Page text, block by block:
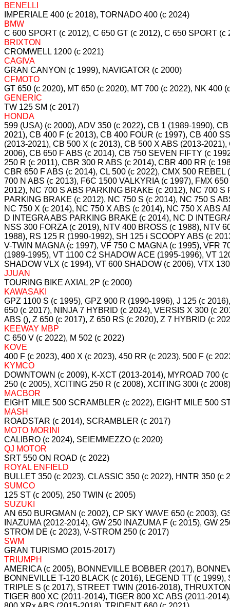
BENELLI
IMPERIALE 400 (c 2018), TORNADO 400 (c 2024)
BMW
C 600 SPORT (c 2012), C 650 GT (c 2012), C 650 SPORT
BRIXTON
CROMWELL 1200 (c 2021)
CAGIVA
GRAN CANYON (c 1999), NAVIGATOR (c 2000)
CFMOTO
GT 650 (c 2020), MT 650 (c 2020), MT 700 (c 2022), NK
GENERIC
TW 125 SM (c 2017)
HONDA
599 (USA) (c 2000), ADV 350 (c 2022), CB 1 (1989-1990),
2021), CB 400 F (c 2013), CB 400 FOUR (c 1997), CB 400
(2013-2021), CB 500 X (c 2013), CB 500 X ABS (2013-
2006), CB 650 F ABS (c 2014), CB 750 SEVEN FIFTY (c
250 R (c 2011), CBR 300 R ABS (c 2014), CBR 400 RR (c
CBR 650 F ABS (c 2014), CL 500 (c 2022), CMX 500
700 N ABS (c 2013), F6C 1500 VALKYRIA (c 1997), FMX
2012), NC 700 S ABS PARKING BRAKE (c 2012), NC 700
PARKING BRAKE (c 2012), NC 750 S (c 2014), NC 750 S
NC 750 X (c 2014), NC 750 X ABS (c 2014), NC 750 X ABS
D INTEGRA ABS PARKING BRAKE (c 2014), NC D
NSS 300 FORZA (c 2019), NTV 400 BROSS (c 1988), NTV
1988), RS 125 R (1990-1992), SH 125 i SCOOPY ABS (c
V-TWIN MAGNA (c 1997), VF 750 C MAGNA (c 1995), VFR
(1989-1995), VT 1100 C2 SHADOW ACE (1995-1996), VT
SHADOW VLX (c 1994), VT 600 SHADOW (c 2006), VTX
JJUAN
TOURING BIKE AXIAL 2P (c 2000)
KAWASAKI
GPZ 1100 S (c 1995), GPZ 900 R (1990-1996), J 125 (c
650 (c 2017), NINJA 7 HYBRID (c 2024), VERSIS X 300 (c
ABS (), Z 650 (c 2017), Z 650 RS (c 2020), Z 7 HYBRID (c
KEEWAY MBP
C 650 V (c 2022), M 502 (c 2022)
KOVE
400 F (c 2023), 400 X (c 2023), 450 RR (c 2023), 500 F (c
KYMCO
DOWNTOWN (c 2009), K-XCT (2013-2014), MYROAD 700
250 (c 2005), XCITING 250 R (c 2008), XCITING 300i (c
MACBOR
EIGHT MILE 500 SCRAMBLER (c 2022), EIGHT MILE 500
MASH
ROADSTAR (c 2014), SCRAMBLER (c 2017)
MOTO MORINI
CALIBRO (c 2024), SEIEMMEZZO (c 2020)
QJ MOTOR
SRT 550 ON ROAD (c 2022)
ROYAL ENFIELD
BULLET 350 (c 2023), CLASSIC 350 (c 2022), HNTR 350 (c
SUMCO
125 ST (c 2005), 250 TWIN (c 2005)
SUZUKI
AN 650 BURGMAN (c 2002), CP SKY WAVE 650 (c 2003),
INAZUMA (2012-2014), GW 250 INAZUMA F (c 2015), GW
STROM DE (c 2023), V-STROM 250 (c 2017)
SWM
GRAN TURISMO (2015-2017)
TRIUMPH
AMERICA (c 2005), BONNEVILLE BOBBER (2017),
BONNEVILLE T-120 BLACK (c 2016), LEGEND TT (c
TRIPLE S (c 2017), STREET TWIN (2016-2018),
TIGER 800 XC (2011-2014), TIGER 800 XC ABS (2011-